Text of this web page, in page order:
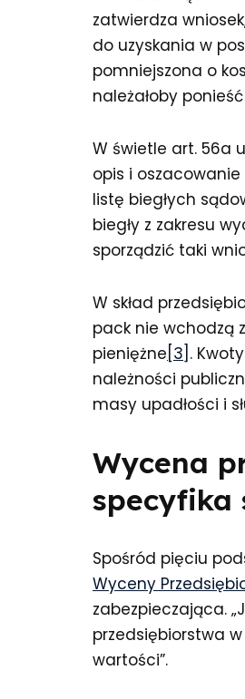
zatwierdza
do uzyskania w
pomniejszona o
należałoby
W świetle art. 56a
opis i
listę biegłych
biegły z zakresu
sporządzić taki
W skład
pack nie wchodzą
pieniężne [3] .
należności
masy upadłości i
Wycena
specyfika
Spośród pięciu
Wyceny
zabezpieczająca.
przedsiębiorstwa
wartości”.